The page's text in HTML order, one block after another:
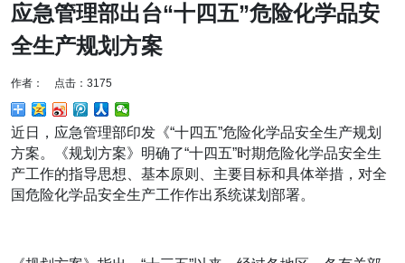
应急管理部出台“十四五”危险化学品安
全生产规划方案
作者： 点击：3175
近日，应急管理部印发《“十四五”危险化学品安全生产规划
方案。《规划方案》明确了“十四五”时期危险化学品安全生
产工作的指导思想、基本原则、主要目标和具体举措，对全
国危险化学品安全生产工作作出系统谋划部署。